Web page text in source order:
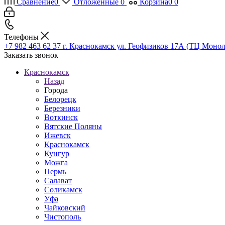
Сравнение0 Отложенные 0 Корзина0 0
Телефоны
+7 982 463 62 37 г. Краснокамск ул. Геофизиков 17А (ТЦ
Заказать звонок
Краснокамск
Назад
Города
Белорецк
Березники
Воткинск
Вятские Поляны
Ижевск
Краснокамск
Кунгур
Можга
Пермь
Салават
Соликамск
Уфа
Чайковский
Чистополь